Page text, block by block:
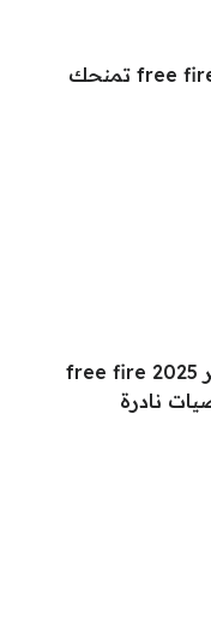
هدايا يومية.. اكواد فري فاير free fire 2025 تمنحك
جواهر جديدة.. أحدث اكواد فري فاير 2025 free fire